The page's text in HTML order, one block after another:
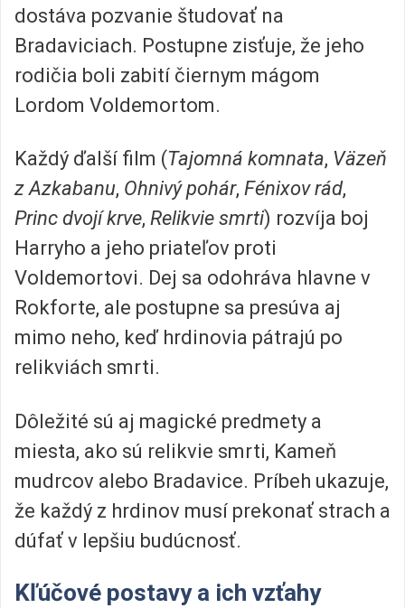
dostáva pozvanie študovať na
Bradaviciach. Postupne zisťuje, že jeho
rodičia boli zabití čiernym mágom
Lordom Voldemortom.
Každý ďalší film (Tajomná komnata, Väzeň
z Azkabanu, Ohnivý pohár, Fénixov rád,
Princ dvojí krve, Relikvie smrti) rozvíja boj
Harryho a jeho priateľov proti
Voldemortovi. Dej sa odohráva hlavne v
Rokforte, ale postupne sa presúva aj
mimo neho, keď hrdinovia pátrajú po
relikviách smrti.
Dôležité sú aj magické predmety a
miesta, ako sú relikvie smrti, Kameň
mudrcov alebo Bradavice. Príbeh ukazuje,
že každý z hrdinov musí prekonať strach a
dúfať v lepšiu budúcnosť.
Kľúčové postavy a ich vzťahy